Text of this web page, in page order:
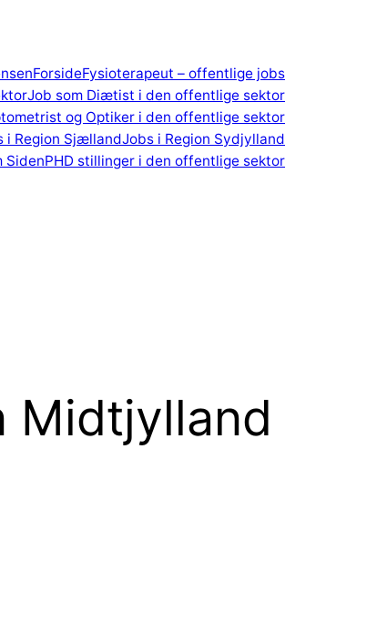
ForsideFysioterapeut – offentlige jobs
Job som Diætist i den offentlige sektor
og Optiker i den offentlige sektor
i Region SjællandJobs i Region Sydjylland
SidenPHD stillinger i den offentlige sektor
Midtjylland